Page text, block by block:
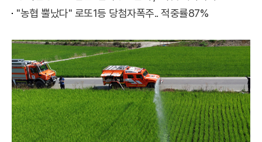
"농협 뿔났다" 로또1등 당첨자폭주.. 적중률87%